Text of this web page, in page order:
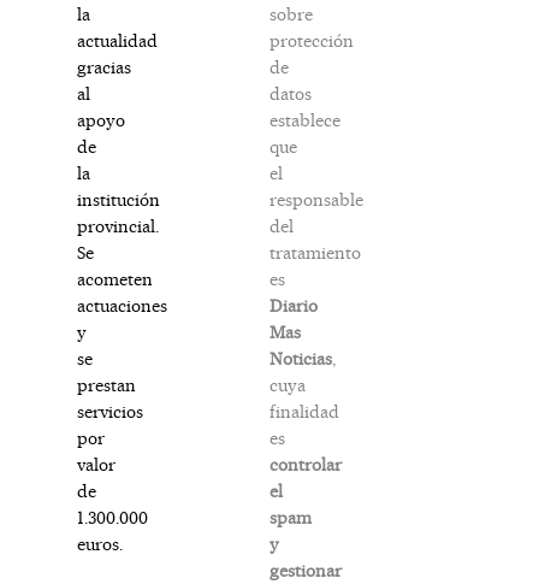
la
actualidad
gracias
al
apoyo
de
la
institución
provincial.
Se
acometen
actuaciones
y
se
prestan
servicios
por
valor
de
1.300.000
euros.
sobre
protección
de
datos
establece
que
el
responsable
del
tratamiento
es
Diario
Mas
Noticias,
cuya
finalidad
es
controlar
el
spam
y
gestionar